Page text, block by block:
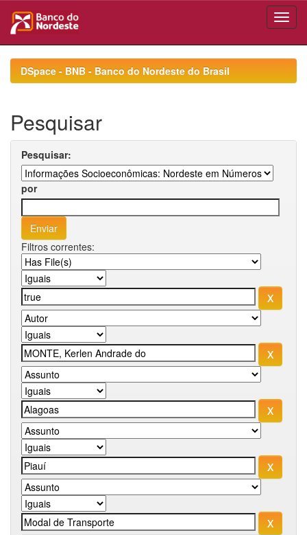
navigationDSpace - BNB - Banco do Nordeste do Brasil
Pesquisar
Pesquisar:
por
Filtros correntes: